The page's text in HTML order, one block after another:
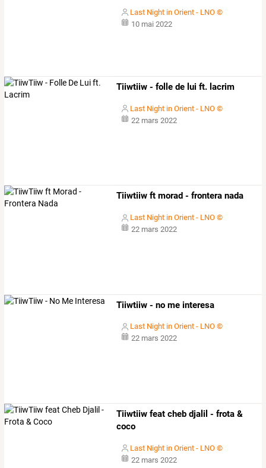
Last Night in Orient - LNO ©
10 mai 2022
Tiiwtiiw - folle de lui ft. lacrim
Last Night in Orient - LNO ©
22 mars 2022
Tiiwtiiw ft morad - frontera nada
Last Night in Orient - LNO ©
22 mars 2022
Tiiwtiiw - no me interesa
Last Night in Orient - LNO ©
22 mars 2022
Tiiwtiiw feat cheb djalil - frota &
coco
Last Night in Orient - LNO ©
22 mars 2022